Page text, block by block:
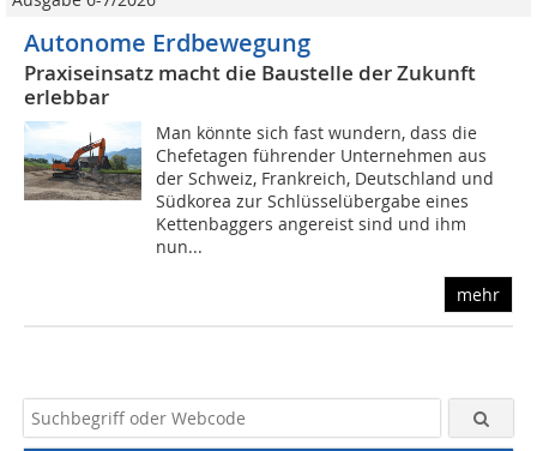
Autonome Erdbewegung
Praxiseinsatz macht die Baustelle der Zukunft
erlebbar
Man könnte sich fast wundern, dass die
Chefetagen führender Unternehmen aus
der Schweiz, Frankreich, Deutschland und
Südkorea zur Schlüsselübergabe eines
Kettenbaggers angereist sind und ihm
nun...
mehr